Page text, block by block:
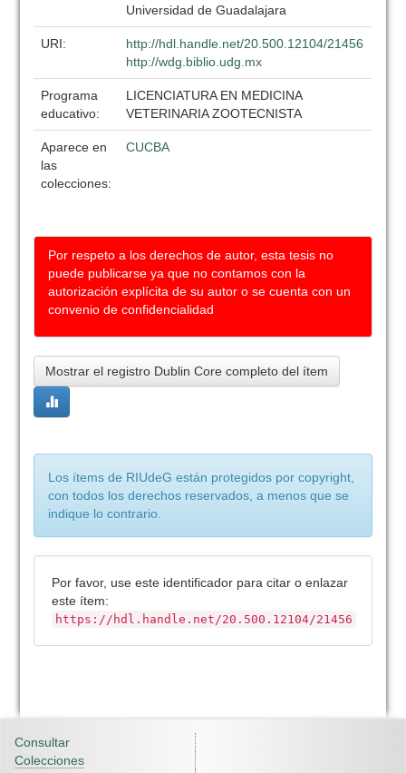
Universidad de Guadalajara
URI:
http://hdl.handle.net/20.500.12104/21456
http://wdg.biblio.udg.mx
Programa
educativo:
LICENCIATURA EN MEDICINA
VETERINARIA ZOOTECNISTA
Aparece en
las
colecciones:
CUCBA
Por respeto a los derechos de autor, esta tesis no
puede publicarse ya que no contamos con la
autorización explícita de su autor o se cuenta con un
convenio de confidencialidad
Mostrar el registro Dublin Core completo del ítem
Los ítems de RIUdeG están protegidos por copyright,
con todos los derechos reservados, a menos que se
indique lo contrario.
Por favor, use este identificador para citar o enlazar
este ítem:
https://hdl.handle.net/20.500.12104/21456
Consultar
Colecciones